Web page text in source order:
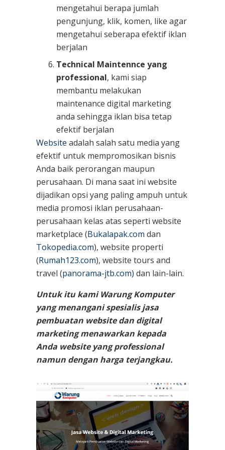
mengetahui berapa jumlah
pengunjung, klik, komen, like agar
mengetahui seberapa efektif iklan
berjalan
Technical Maintennce yang
professional, kami siap
membantu melakukan
maintenance digital marketing
anda sehingga iklan bisa tetap
efektif berjalan
Website adalah salah satu media yang
efektif untuk mempromosikan bisnis
Anda baik perorangan maupun
perusahaan. Di mana saat ini website
dijadikan opsi yang paling ampuh untuk
media promosi iklan perusahaan-
perusahaan kelas atas seperti website
marketplace (Bukalapak.com dan
Tokopedia.com), website properti
(Rumah123.com), website tours and
travel (panorama-jtb.com) dan lain-lain.
Untuk itu kami Warung Komputer
yang menangani spesialis jasa
pembuatan website dan digital
marketing menawarkan kepada
Anda website yang professional
namun dengan harga terjangkau.